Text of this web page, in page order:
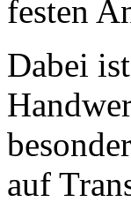
festen
Dabei
auf